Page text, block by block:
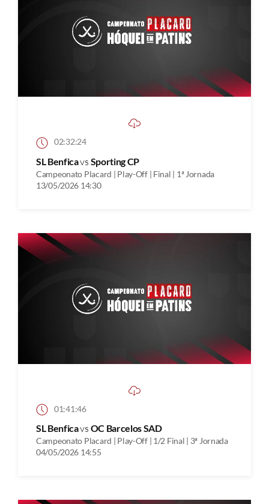
02:32:24
SL Benficavs Sporting CP
Campeonato Placard | Play-Off | Final | 1ª Jornada
13/05/2026 14:30
01:41:46
SL Benficavs OC Barcelos SAD
Campeonato Placard | Play-Off | 1/2 Final | 3ª Jornada
04/05/2026 14:55